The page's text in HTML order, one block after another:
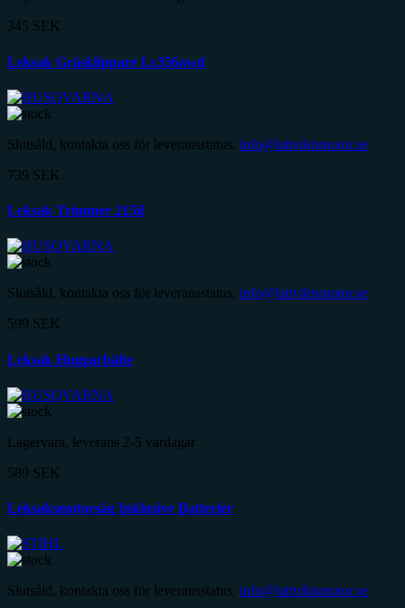
345 SEK
Leksak Gräsklippare Lc356awd
Slutsåld, kontakta oss för leveransstatus, info@lattviktsmotor.se
739 SEK
Leksak Trimmer 215il
Slutsåld, kontakta oss för leveransstatus, info@lattviktsmotor.se
599 SEK
Leksak Huggarbälte
Lagervara, leverans 2-5 vardagar
589 SEK
Leksaksmotorsåg Inklusive Batterier
Slutsåld, kontakta oss för leveransstatus, info@lattviktsmotor.se